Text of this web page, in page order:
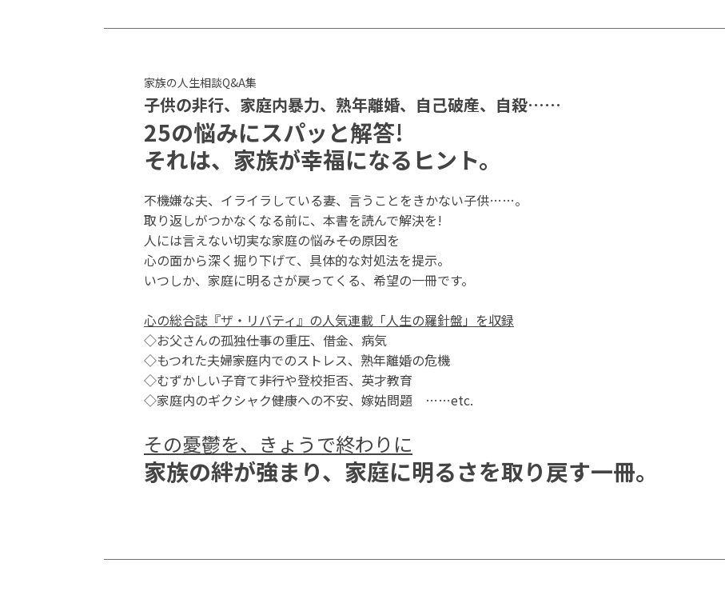
家族の人生相談Q&A集
子供の非行、家庭内暴力、熟年離婚、自己破産、自殺……
25の悩みにスパッと解答!
それは、家族が幸福になるヒント。
不機嫌な夫、イライラしている妻、言うことをきかない子供……。
取り返しがつかなくなる前に、本書を読んで解決を!
人には言えない切実な家庭の悩み――その原因を
心の面から深く掘り下げて、具体的な対処法を提示。
いつしか、家庭に明るさが戻ってくる、希望の一冊です。
心の総合誌『ザ・リバティ』の人気連載「人生の羅針盤」を収録
◇お父さんの孤独――仕事の重圧、借金、病気
◇もつれた夫婦――家庭内でのストレス、熟年離婚の危機
◇むずかしい子育て――非行や登校拒否、英才教育
◇家庭内のギクシャク――健康への不安、嫁姑問題 ……etc.
その憂鬱を、きょうで終わりに
家族の絆が強まり、家庭に明るさを取り戻す一冊。